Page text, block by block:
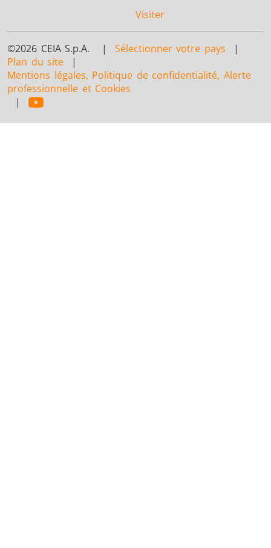
Visiter
©2026 CEIA S.p.A. | Sélectionner votre pays |
Plan du site |
Mentions légales, Politique de confidentialité, Alerte
professionnelle et Cookies
|